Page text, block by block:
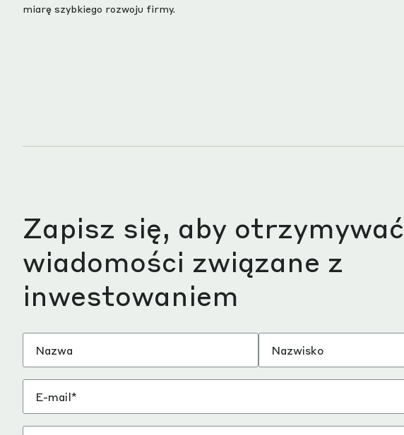
miarę szybkiego rozwoju firmy.
Zapisz się, aby otrzymywać
wiadomości związane z
inwestowaniem